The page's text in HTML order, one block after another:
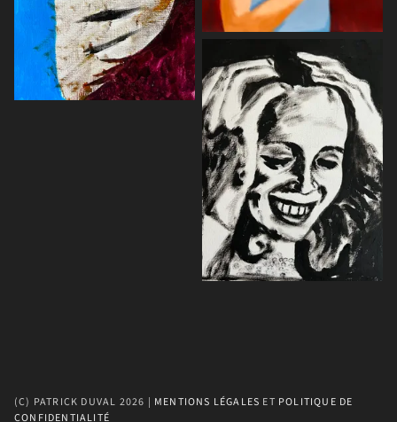
(C) PATRICK DUVAL 2026 | MENTIONS LÉGALES ET POLITIQUE DE
CONFIDENTIALITÉ